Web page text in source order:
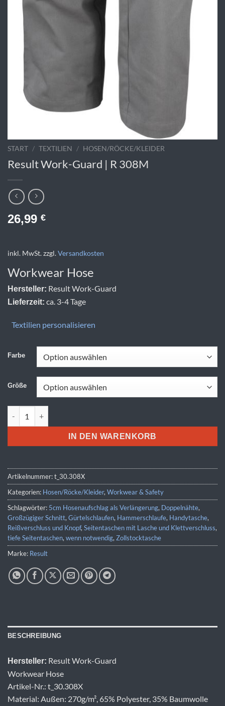
START / TEXTILIEN / HOSEN/RÖCKE/KLEIDER
Result Work-Guard | R 308M
26,99 €
inkl. MwSt.zzgl.Versandkosten
Workwear Hose
Hersteller: Result Work-Guard
Lieferzeit: ca. 3-4 Tage
Textilien personalisieren
Farbe
Größe
IN DEN WARENKORB
Artikelnummer:t_30.308X
Kategorien: Hosen/Röcke/Kleider,Workwear & Safety
Schlagwörter: 5cm Hosenaufschlag als Verlängerung, Doppelnähte,
Großzügiger Schnitt,Gürtelschlaufen, Hammerschlaufe, Handytasche,
Reißverschluss und Knopf,Seitentaschen mit Lasche und Klettverschluss,
tiefe Seitentaschen,wenn notwendig,Zollstocktasche
Marke: Result
BESCHREIBUNG
Hersteller: Result Work-Guard
Workwear Hose
Artikel-Nr.: t_30.308X
Material: Außen: 270g/m², 65% Polyester, 35% Baumwolle